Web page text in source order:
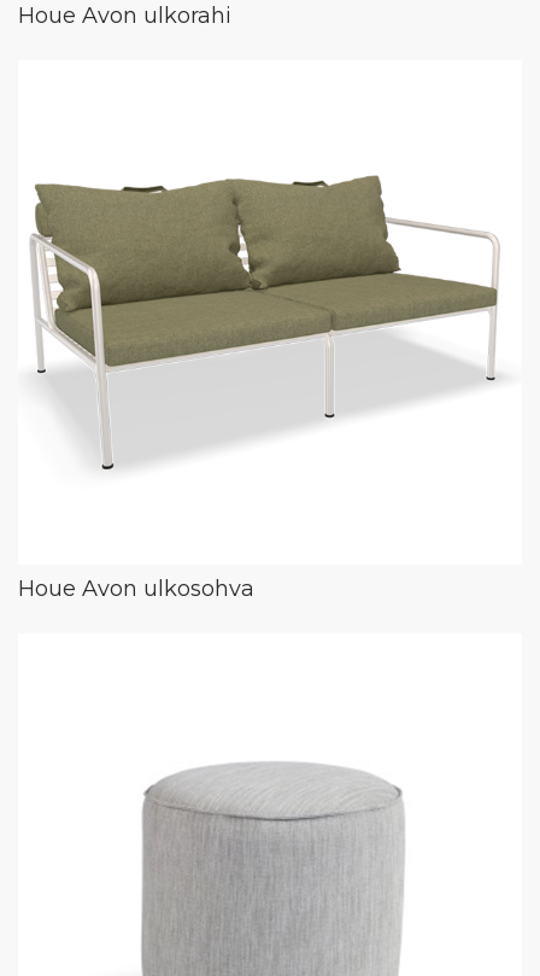
Houe Avon ulkorahi
Houe Avon ulkosohva